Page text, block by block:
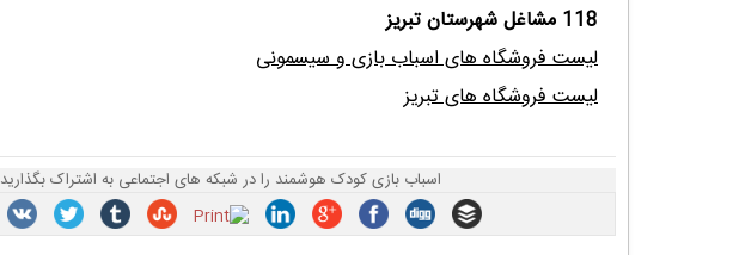
118 مشاغل شهرستان تبریز
لیست فروشگاه های اسباب بازی و سیسمونی
لیست فروشگاه های تبریز
اسباب بازی کودک هوشمند را در شبکه های اجتماعی به اشتراک بگذارید